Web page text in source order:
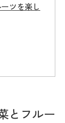
ツを楽し
とフルー